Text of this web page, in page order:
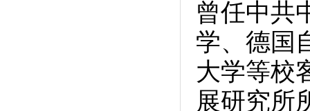
曾任中共
学、德国
大学等校
展研究所